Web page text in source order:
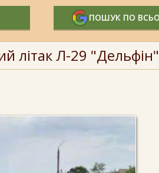
ПОШУК ПО
літак Л-29 "Дельфін"